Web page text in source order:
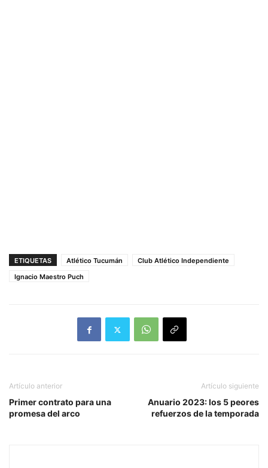
ETIQUETAS Atlético Tucumán
Club Atlético Independiente
Ignacio Maestro Puch
Artículo anterior
Primer contrato para una
promesa del arco
Artículo siguiente
Anuario 2023: los 5 peores
refuerzos de la temporada